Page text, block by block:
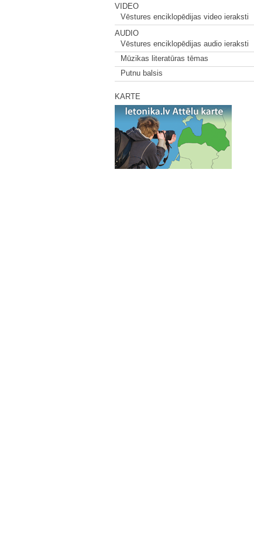
VIDEO
Vēstures enciklopēdijas video ieraksti
AUDIO
Vēstures enciklopēdijas audio ieraksti
Mūzikas literatūras tēmas
Putnu balsis
KARTE